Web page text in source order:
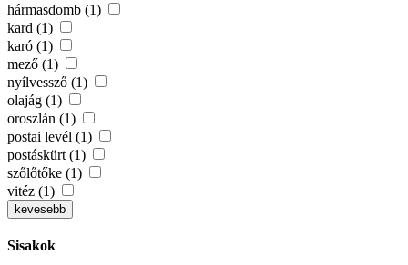
hármasdomb (1)
kard (1)
karó (1)
mező (1)
nyílvessző (1)
olajág (1)
oroszlán (1)
postai levél (1)
postáskürt (1)
szőlőtőke (1)
vitéz (1)
kevesebb
Sisakok